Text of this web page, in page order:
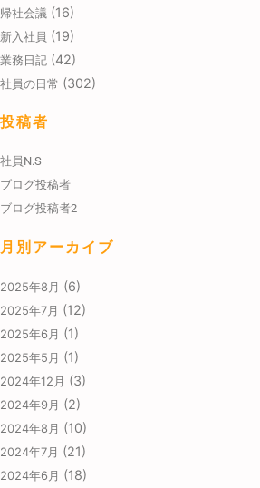
帰社会議 (16)
新入社員 (19)
業務日記 (42)
社員の日常 (302)
投稿者
社員N.S
ブログ投稿者
ブログ投稿者2
月別アーカイブ
2025年8月 (6)
2025年7月 (12)
2025年6月 (1)
2025年5月 (1)
2024年12月 (3)
2024年9月 (2)
2024年8月 (10)
2024年7月 (21)
2024年6月 (18)